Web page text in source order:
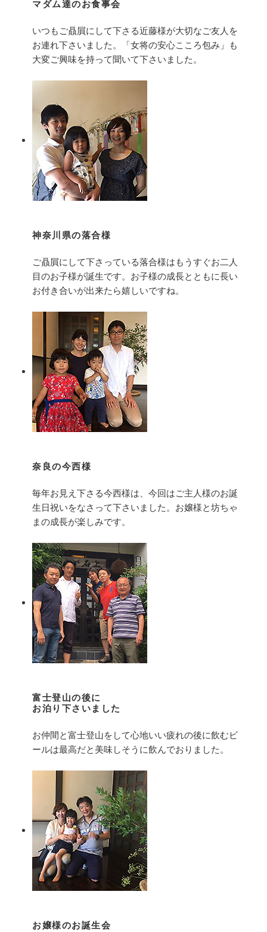
マダム達のお食事会
いつもご贔屓にして下さる近藤様が大切なご友人を
お連れ下さいました。「女将の安心こころ包み」も
大変ご興味を持って聞いて下さいました。
神奈川県の落合様
ご贔屓にして下さっている落合様はもうすぐお二人
目のお子様が誕生です。お子様の成長とともに長い
お付き合いが出来たら嬉しいですね。
奈良の今西様
毎年お見え下さる今西様は、今回はご主人様のお誕
生日祝いをなさって下さいました。お嬢様と坊ちゃ
まの成長が楽しみです。
富士登山の後に
お泊り下さいました
お仲間と富士登山をして心地いい疲れの後に飲むビ
ールは最高だと美味しそうに飲んでおりました。
お嬢様のお誕生会